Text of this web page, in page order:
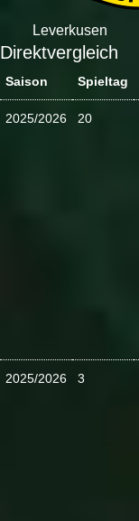
Leverkusen
Direktvergleich
Saison Spieltag
2025/2026 20
2025/2026 3